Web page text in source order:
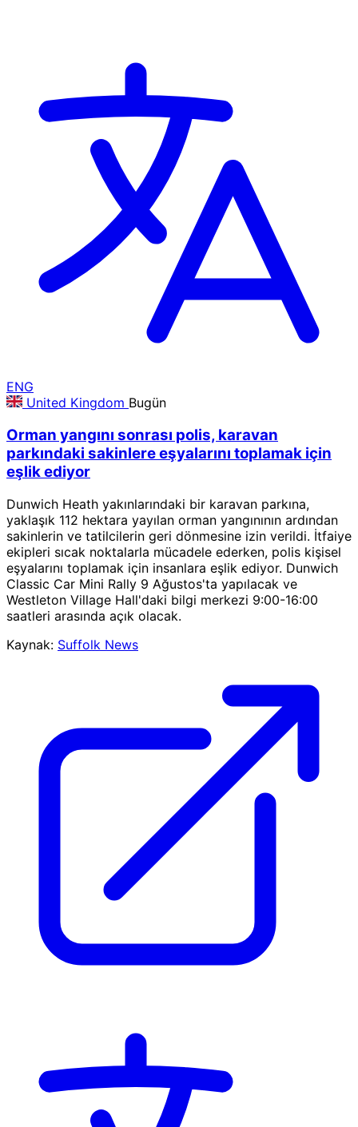
ENG
United Kingdom Bugün
Orman yangını sonrası polis, karavan
parkındaki sakinlere eşyalarını toplamak için
eşlik ediyor
Dunwich Heath yakınlarındaki bir karavan parkına,
yaklaşık 112 hektara yayılan orman yangınının ardından
sakinlerin ve tatilcilerin geri dönmesine izin verildi. İtfaiye
ekipleri sıcak noktalarla mücadele ederken, polis kişisel
eşyalarını toplamak için insanlara eşlik ediyor. Dunwich
Classic Car Mini Rally 9 Ağustos'ta yapılacak ve
Westleton Village Hall'daki bilgi merkezi 9:00-16:00
saatleri arasında açık olacak.
Kaynak: Suffolk News